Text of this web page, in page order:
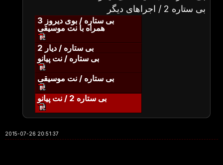
بی ستاره 2 / اجراهای دیگر
بی ستاره / بوی دیروز 3
همراه با نت موسیقی
بی ستاره / دیار 2
بی ستاره / نت پیانو
بی ستاره / نت موسیقی
بی ستاره 2 / نت پیانو
2015-07-26 20:51:37